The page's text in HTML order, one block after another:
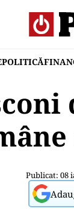
POLITICĂ
Publicat: 08